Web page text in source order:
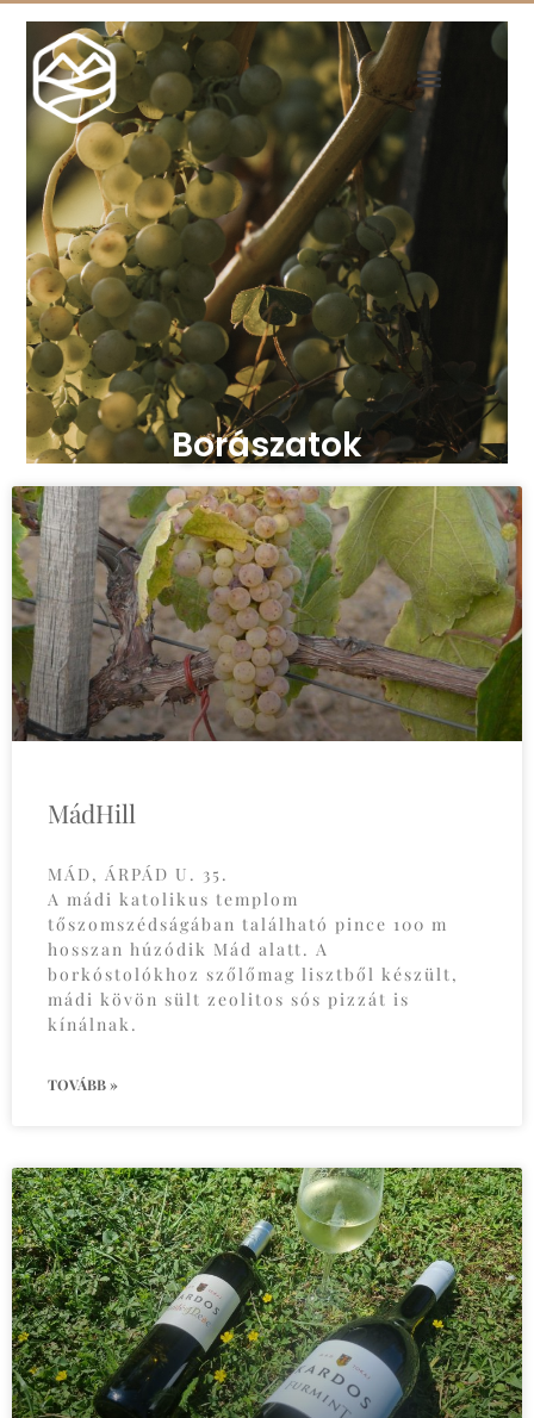
Borászatok
MádHill
MÁD, ÁRPÁD U. 35.
A mádi katolikus templom
tőszomszédságában található pince 100 m
hosszan húzódik Mád alatt. A
borkóstolókhoz szőlőmag lisztből készült,
mádi kövön sült zeolitos sós pizzát is
kínálnak.
TOVÁBB »